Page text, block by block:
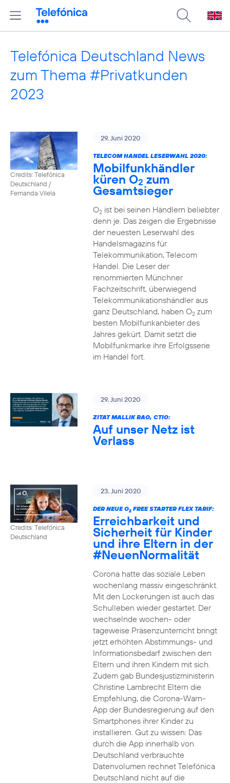
Telefónica Deutschland News
zum Thema #Privatkunden
2023
Credits: Telefónica
Deutschland /
Fernanda Vilela
29. Juni 2020
TELECOM HANDEL LESERWAHL 2020:
Mobilfunkhändler
küren O2 zum
Gesamtsieger
O2ist bei seinen Händlern beliebter
denn je. Das zeigen die Ergebnisse
der neuesten Leserwahl des
Handelsmagazins für
Telekommunikation, Telecom
Handel. Die Leser der
renommierten Münchner
Fachzeitschrift, überwiegend
Telekommunikationshändler aus
ganz Deutschland, haben O2zum
besten Mobilfunkanbieter des
Jahres gekürt. Damit setzt die
Mobilfunkmarke ihre Erfolgsserie
im Handel fort.
29. Juni 2020
ZITAT MALLIK RAO, CTIO:
Auf unser Netz ist
Verlass
Credits: Telefónica
Deutschland
23. Juni 2020
DER NEUE O2FREE STARTER FLEX TARIF:
Erreichbarkeit und
Sicherheit für Kinder
und ihre Eltern in der
#NeuenNormalität
Corona hatte das soziale Leben
wochenlang massiv eingeschränkt.
Mit den Lockerungen ist auch das
Schulleben wieder gestartet. Der
wechselnde wochen- oder
tageweise Präsenzunterricht bringt
jetzt erhöhten Abstimmungs- und
Informationsbedarf zwischen den
Eltern und ihren Kindern mit sich.
Zudem gab Bundesjustizministerin
Christine Lambrecht Eltern die
Empfehlung, die Corona-Warn-
App der Bundesregierung auf den
Smartphones ihrer Kinder zu
installieren. Gut zu wissen: Das
durch die App innerhalb von
Deutschland verbrauchte
Datenvolumen rechnet Telefónica
Deutschland nicht auf die